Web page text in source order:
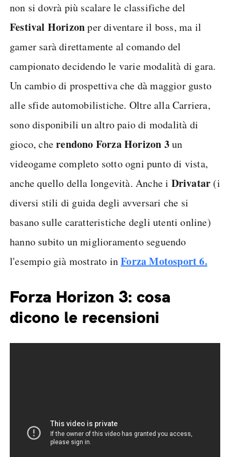
non si dovrà più scalare le classifiche del
Festival Horizonper diventare il boss, ma il
gamer sarà direttamente al comando del
campionato decidendo le varie modalità di gara.
Un cambio di prospettiva che dà maggior gusto
alle sfide automobilistiche. Oltre alla Carriera,
sono disponibili un altro paio di modalità di
gioco, cherendono Forza Horizon 3un
videogame completo sotto ogni punto di vista,
anche quello della longevità. Anche i Drivatar (i
diversi stili di guida degli avversari che si
basano sulle caratteristiche degli utenti online)
hanno subito un miglioramento seguendo
l'esempio già mostrato inForza Motosport 6.
Forza Horizon 3: cosa
dicono le recensioni